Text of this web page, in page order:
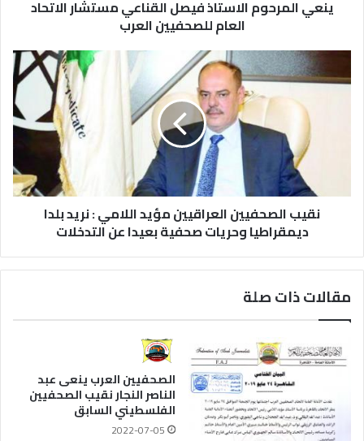
ينعي المرحوم الاستاذ فيصل القناعي مستشار الاتحاد
العام للصحفيين العرب
نقيب الصحفيين العراقيين مؤيد اللامي : نريد بلدا
ديمقراطيا وحريات صحفية بعيدا عن التدخلات
مقالات ذات صلة
الصحفيين العرب ينعى عبد
الناصر النجار نقيب الصحفيين
الفلسطيني السابق
2022-07-05